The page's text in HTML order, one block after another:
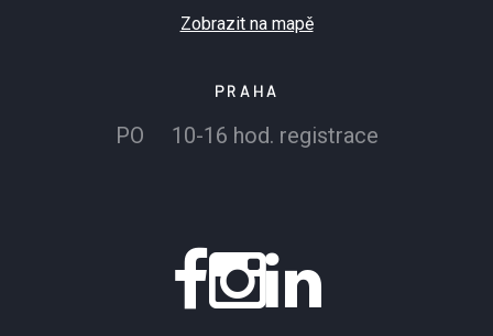
Zobrazit na mapě
PRAHA
PO 10-16 hod. registrace